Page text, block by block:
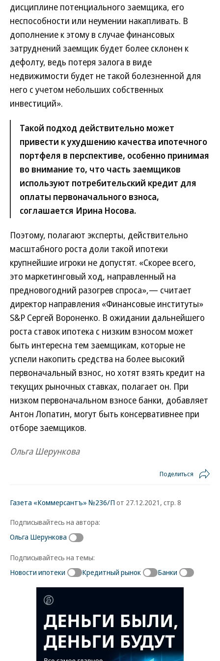
дисциплине потенциального заемщика, его
неспособности или неумении накапливать. В
дополнение к этому в случае финансовых
затруднений заемщик будет более склонен к
дефолту, ведь потеря залога в виде
недвижимости будет не такой болезненной для
него с учетом небольших собственных
инвестиций».
Такой подход действительно может
привести к ухудшению качества ипотечного
портфеля в перспективе, особенно принимая
во внимание то, что часть заемщиков
используют потребительский кредит для
оплаты первоначального взноса,
соглашается Ирина Носова.
Поэтому, полагают эксперты, действительно
масштабного роста доли такой ипотеки
крупнейшие игроки не допустят. «Скорее всего,
это маркетинговый ход, направленный на
предновогодний разогрев спроса»,— считает
директор направления «Финансовые институты»
S&P Сергей Вороненко. В ожидании дальнейшего
роста ставок ипотека с низким взносом может
быть интересна тем заемщикам, которые не
успели накопить средства на более высокий
первоначальный взнос, но хотят взять кредит на
текущих рыночных ставках, полагает он. При
низком первоначальном взносе банки, добавляет
Антон Лопатин, могут быть консервативнее при
отборе заемщиков.
Ольга Шерункова
Поделиться
Газета «Коммерсантъ» №236/П от 27.12.2021, стр. 8
Подписывайтесь на автора:
Ольга Шерункова
Подписывайтесь на темы:
Новости ипотеки
Кредитный рынок Банки